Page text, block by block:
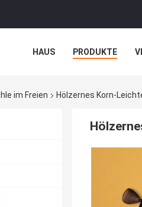
HAUS PRODUKTE
im Freien Hölzernes Korn-